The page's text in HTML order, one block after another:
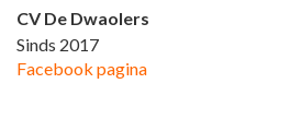
CV De Dwaolers
Sinds 2017
Facebook pagina